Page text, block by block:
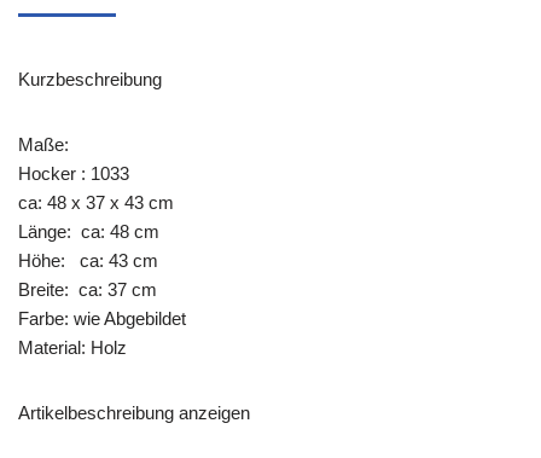
Kurzbeschreibung
Maße:
Hocker : 1033
ca: 48 x 37 x 43 cm
Länge: ca: 48 cm
Höhe: ca: 43 cm
Breite: ca: 37 cm
Farbe: wie Abgebildet
Material: Holz
Artikelbeschreibung anzeigen